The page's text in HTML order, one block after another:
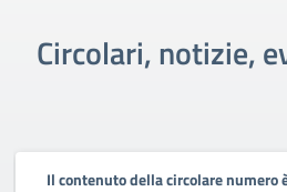
Circolari, notizie,
Il contenuto della circolare numero